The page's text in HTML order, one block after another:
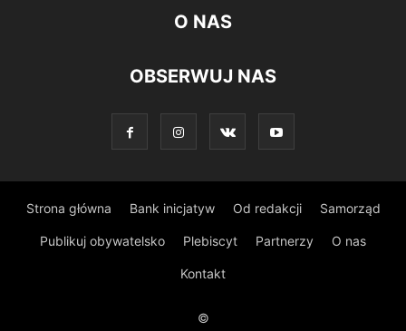
O NAS
OBSERWUJ NAS
Strona główna Bank inicjatyw Od redakcji Samorząd
Publikuj obywatelsko Plebiscyt Partnerzy O nas
Kontakt
©